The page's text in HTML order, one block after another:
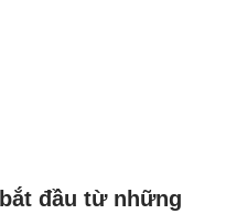
đầu từ những